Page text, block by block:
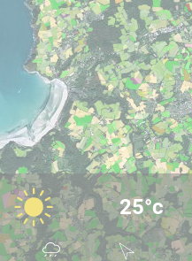
25°c